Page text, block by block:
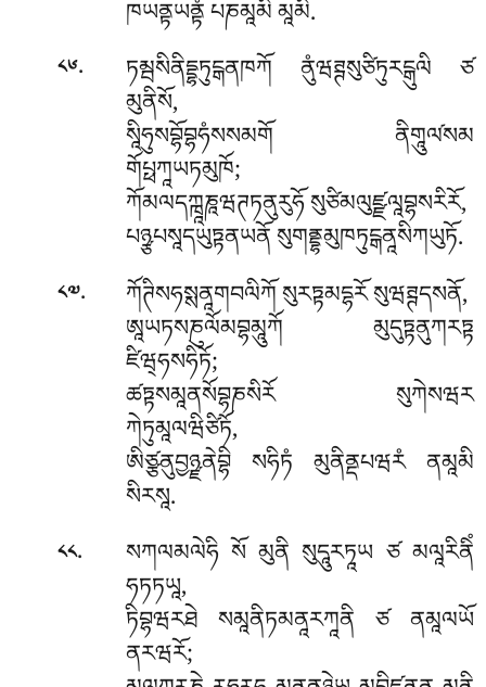
ཁཡནྟཡནྟཾ པཎམཱམི མཱམི.
༨༦. ཏམྦསིནིདྡྷཏུངྒནཁཀོ ནུཾཝཊྚསུཙིཏུརངྒུལི ཙ
མུནིསོ,
སཱིཧུསབྷོབྷཧཾསསམགོ ནིགཱུལ༹སམ
གོཔྥཀཱཡཏམུཁོ;
ཀོམལདཀྑཱཎཱཝཊཏནུརུཧོ སུཙིམལུཛྫལཱབྷསརིརོ,
པཉྩཔསཱདཡུཏྟནཡནོ སུགནྡྷམུཁཏུངྒནཱསིཀཡུཏོ.
༨༧. ཀོཊིསཧསྶནཱགབལིཀོསུརཏྟམདྷརོ སུཝཊྚདསནོ,
ཨཱཡཏསཎུལོམབྷམཱུཀོ མུདུཏྟནུཀརཏྟ
ཛིཝ྄ཧསཧིཏོ;
ཚཏྟསམཱནསོབྷཎསིརོ སུཀེསཝར
ཀེཏུམཱལཝིཙིཏོ,
ཨིཙྩནུབྱཉྫནེབྷི སཧིཏཾ མུནིནྡཔཝརཾ ནམཱམི
སིརསཱ.
༨༨. སཀལམལེཧི སོ མུནི སུདཱུརཏཱཡ ཙ མལཱརིནིཾ
ཧཏཏཡཱ,
ཏིབྷཝརཐེ སམཱནིཏམནཱརཀཱནི ཙ ནམཱལཡོ
ནརཝརོ;